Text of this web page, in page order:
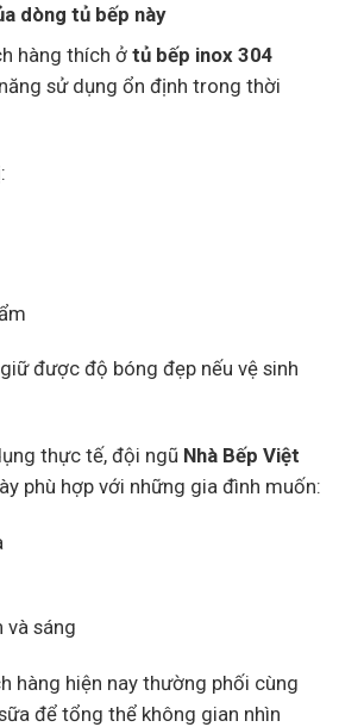
dòng tủ bếp này
hàng thích ởtủ bếp inox 304
sử dụng ổn định trong thời
được độ bóng đẹp nếu vệ sinh
thực tế, đội ngũ Nhà Bếp Việt
phù hợp với những gia đình muốn:
và sáng
hàng hiện nay thường phối cùng
để tổng thể không gian nhìn